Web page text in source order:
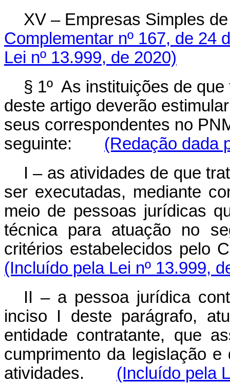
XV – Empresas Simples
Complementar nº 167, de 24
Lei nº 13.999, de 2020)
§ 1º As instituições de
deste artigo deverão
seus correspondentes no
seguinte:
(Redação dada
I – as atividades de que
ser executadas, mediante
meio de pessoas jurídicas
técnica para atuação no
critérios estabelecidos pelo
(Incluído pela Lei nº 13.999,
II – a pessoa jurídica
inciso I deste parágrafo,
entidade contratante, que
cumprimento da legislação
atividades.
(Incluído pela